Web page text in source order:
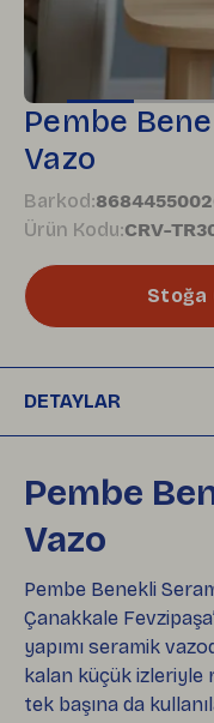
Pembe
Vazo
Barkod:
Ürün Kodu:CRV-
Stoğa
DETAYLAR
Pembe
Vazo
Pembe Benekli
Çanakkale
yapımı seramik
kalan küçük izleriyle
tek başına da